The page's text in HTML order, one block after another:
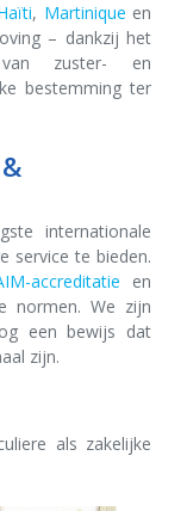
, Martinique en
– dankzij het
van zuster- en
bestemming ter
internationale
service te bieden.
accreditatie en
normen. We zijn
een bewijs dat
zijn.
als zakelijke